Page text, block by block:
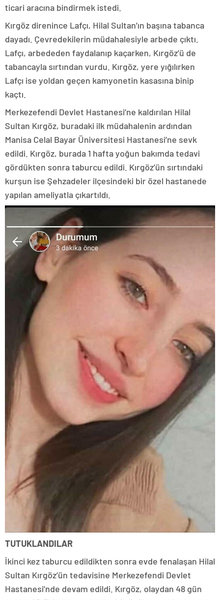
ticari aracına bindirmek istedi.
Kırgöz direnince Lafçı, Hilal Sultan’ın başına tabanca
dayadı. Çevredekilerin müdahalesiyle arbede çıktı.
Lafçı, arbededen faydalanıp kaçarken, Kırgöz’ü de
tabancayla sırtından vurdu. Kırgöz, yere yığılırken
Lafçı ise yoldan geçen kamyonetin kasasına binip
kaçtı.
Merkezefendi Devlet Hastanesi’ne kaldırılan Hilal
Sultan Kırgöz, buradaki ilk müdahalenin ardından
Manisa Celal Bayar Üniversitesi Hastanesi’ne sevk
edildi. Kırgöz, burada 1 hafta yoğun bakımda tedavi
gördükten sonra taburcu edildi. Kırgöz’ün sırtındaki
kurşun ise Şehzadeler ilçesindeki bir özel hastanede
yapılan ameliyatla çıkartıldı.
TUTUKLANDILAR
İkinci kez taburcu edildikten sonra evde fenalaşan Hilal
Sultan Kırgöz’ün tedavisine Merkezefendi Devlet
Hastanesi’nde devam edildi. Kırgöz, olaydan 48 gün